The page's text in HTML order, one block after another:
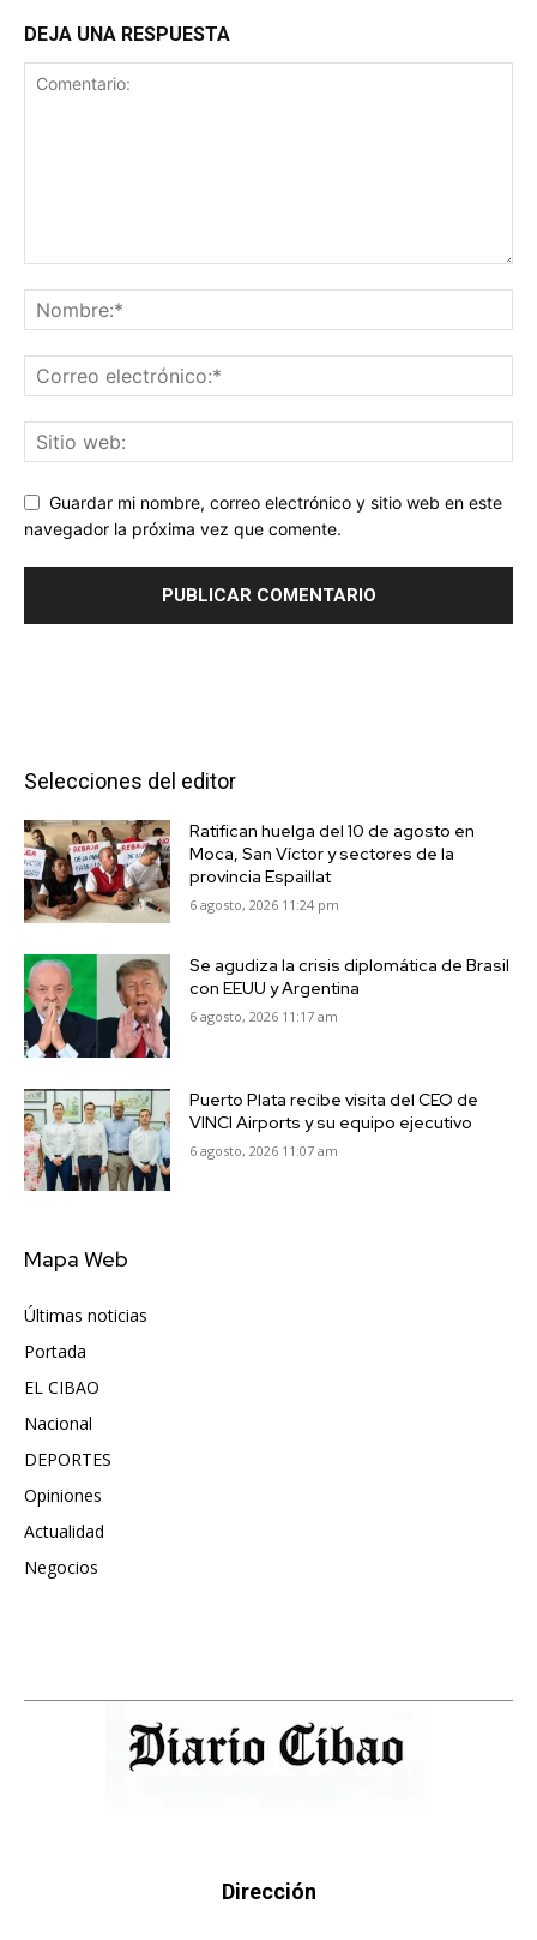
DEJA UNA RESPUESTA
Guardar mi nombre, correo electrónico y sitio web en este
navegador la próxima vez que comente.
Selecciones del editor
Ratifican huelga del 10 de agosto en
Moca, San Víctor y sectores de la
provincia Espaillat
6 agosto, 2026 11:24 pm
Se agudiza la crisis diplomática de Brasil
con EEUU y Argentina
6 agosto, 2026 11:17 am
Puerto Plata recibe visita del CEO de
VINCI Airports y su equipo ejecutivo
6 agosto, 2026 11:07 am
Mapa Web
Últimas noticias
Portada
EL CIBAO
Nacional
DEPORTES
Opiniones
Actualidad
Negocios
Dirección